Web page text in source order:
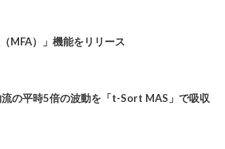
MFA）」機能をリリース
の平時5倍の波動を「t-Sort MAS」で吸収